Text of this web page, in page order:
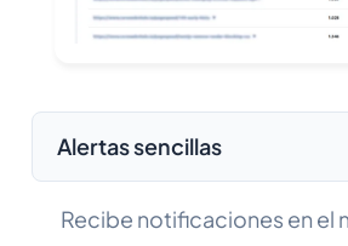
Alertas sencillas
Recibe notificaciones en el